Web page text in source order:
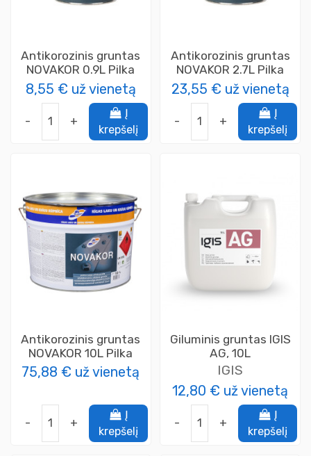
Antikorozinis gruntas
NOVAKOR 0.9L Pilka
8,55 € už vienetą
- +
Į
krepšelį
Antikorozinis gruntas
NOVAKOR 2.7L Pilka
23,55 € už vienetą
- +
Į
krepšelį
Antikorozinis gruntas
NOVAKOR 10L Pilka
75,88 € už vienetą
- +
Į
krepšelį
Giluminis gruntas IGIS
AG, 10L
IGIS
12,80 € už vienetą
- +
Į
krepšelį